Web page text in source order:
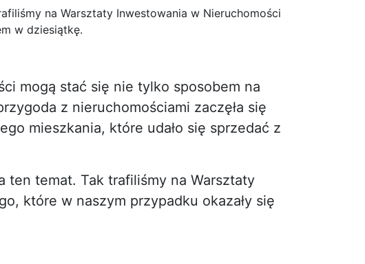
na Warsztaty Inwestowania w Nieruchomości
w dziesiątkę.
mogą stać się nie tylko sposobem na
z nieruchomościami zaczęła się
mieszkania, które udało się sprzedać z
ten temat. Tak trafiliśmy na Warsztaty
które w naszym przypadku okazały się